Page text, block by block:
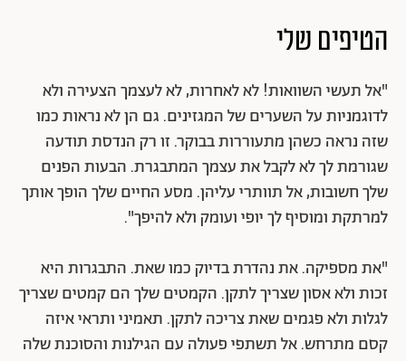
הטיפים שלי
"אל תעשי השוואות! לא לאחרות, לא לעצמך הצעירה ולא
לדוגמניות על השערים של המגזינים. גם הן לא נראות כמו
שזה נראה כשהן מתעוררות בבוקר. זו רק הנדסת תודעה
שגורמת לך לא לקבל את עצמך המתבגרת. הבעות הפנים
שלך חשובות, אל תוותרי עליהן. מסע החיים שלך הופך אותך
למרתקת ומוסיף לך יופי ועומק ולא להיפך".
"את מספיקה. את נהדרת בדיוק כמו שאת. התבגרות היא
זכות ולא אסון שצריך לתקן. הקמטים שלך הם קמטים שצריך
לגלות ולא פגמים שאת צריכה לתקן. תאמיני ותראי איזה
קסם מתרחש. אל תשתפי פעולה עם הגילנות והסוכנת שלה